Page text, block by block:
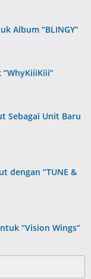
Album “BLINGY”
Sebagai Unit Baru
dengan “TUNE &
“Vision Wings”